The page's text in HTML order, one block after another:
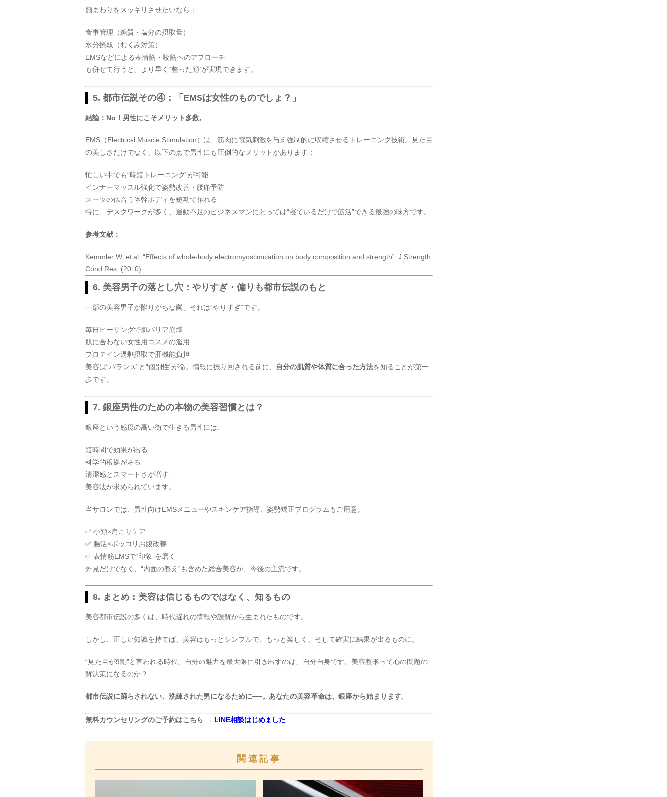
顔まわりをスッキリさせたいなら：
食事管理（糖質・塩分の摂取量）
水分摂取（むくみ対策）
EMSなどによる表情筋・咬筋へのアプローチ
も併せて行うと、より早く“整った顔”が実現できます。
5. 都市伝説その④：「EMSは女性のものでしょ？」
結論：No！男性にこそメリット多数。
EMS（Electrical Muscle Stimulation）は、筋肉に電気刺激を与え強制的に収縮させるトレーニング技術。見た目
の美しさだけでなく、以下の点で男性にも圧倒的なメリットがあります：
忙しい中でも“時短トレーニング”が可能
インナーマッスル強化で姿勢改善・腰痛予防
スーツの似合う体幹ボディを短期で作れる
特に、デスクワークが多く、運動不足のビジネスマンにとっては“寝ているだけで筋活”できる最強の味方です。
参考文献：
Kemmler W, et al. “Effects of whole-body electromyostimulation on body composition and strength”. J Strength
Cond Res. (2010)
6. 美容男子の落とし穴：やりすぎ・偏りも都市伝説のもと
一部の美容男子が陥りがちな罠、それは“やりすぎ”です。
毎日ピーリングで肌バリア崩壊
肌に合わない女性用コスメの濫用
プロテイン過剰摂取で肝機能負担
美容は“バランス”と“個別性”が命。情報に振り回される前に、
自分の肌質や体質に合った方法を知ることが第一
歩です。
7. 銀座男性のための本物の美容習慣とは？
銀座という感度の高い街で生きる男性には、
短時間で効果が出る
科学的根拠がある
清潔感とスマートさが増す
美容法が求められています。
当サロンでは、男性向けEMSメニューやスキンケア指導、姿勢矯正プログラムもご用意。
✅ 小顔×肩こりケア
✅ 腸活×ポッコリお腹改善
✅ 表情筋EMSで“印象”を磨く
外見だけでなく、“内面の整え”も含めた総合美容が、今後の主流です。
8. まとめ：美容は信じるものではなく、知るもの
美容都市伝説の多くは、時代遅れの情報や誤解から生まれたものです。
しかし、正しい知識を持てば、美容はもっとシンプルで、もっと楽しく、そして確実に結果が出るものに。
“見た目が9割”と言われる時代、自分の魅力を最大限に引き出すのは、自分自身です。美容整形って心の問題の
解決策になるのか？
都市伝説に踊らされない、洗練された男になるために──。あなたの美容革命は、銀座から始まります。
無料カウンセリングのご予約はこちら → LINE相談はじめました
関連記事